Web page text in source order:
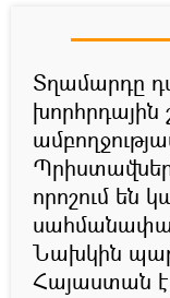
Տղամարդը
խորհրդային
որոշում են
Նախկին
Հայաստան է